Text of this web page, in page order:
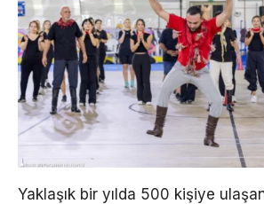
Yaklaşık bir yılda 500 kişiye